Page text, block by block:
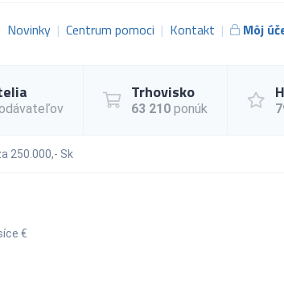
Novinky Centrum pomoci Kontakt Môj
Trhovisko
63 210 ponúk
250.000,- Sk
€